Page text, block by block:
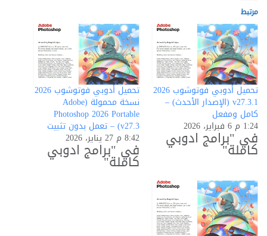
مرتبط
تحميل أدوبي فوتوشوب 2026
v27.3.1 (الإصدار الأحدث) –
كامل ومفعل
1:24 م 6 فبراير، 2026
في "برامج ادوبي
كاملة"
تحميل أدوبي فوتوشوب 2026
نسخة محمولة (Adobe
Photoshop 2026 Portable
v27.3) – تعمل بدون تثبيت
8:42 م 27 يناير، 2026
في "برامج ادوبي
كاملة"